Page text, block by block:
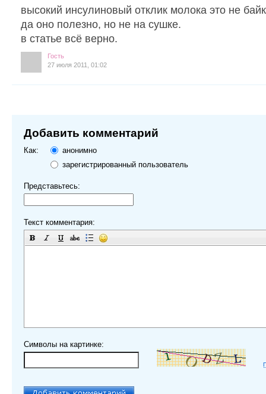
высокий инсулиновый отклик молока это не
да оно полезно, но не на сушке.
в статье всё верно.
Гость
27 июля 2011, 01:02
Добавить комментарий
Как:
анонимно
зарегистрированный пользователь
Представьтесь:
Текст комментария:
Символы на картинке: